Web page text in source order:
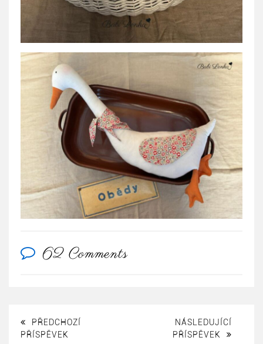
62 Comments
PŘEDCHOZÍ
PŘÍSPĚVEK
NÁSLEDUJÍCÍ
PŘÍSPĚVEK